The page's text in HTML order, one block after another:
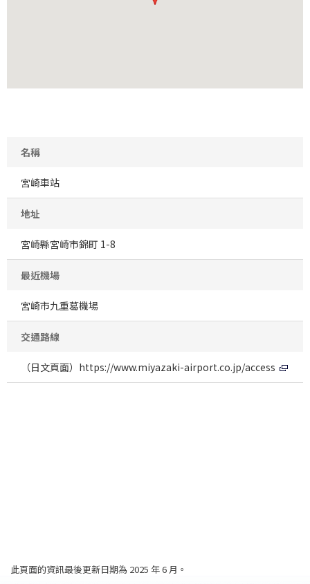
名稱
宮崎車站
地址
宮崎縣宮崎市錦町 1-8
最近機場
宮崎市九重葛機場
交通路線
（日文頁面） https://www.miyazaki-airport.co.jp/access
此頁面的資訊最後更新日期為 2025 年 6 月。